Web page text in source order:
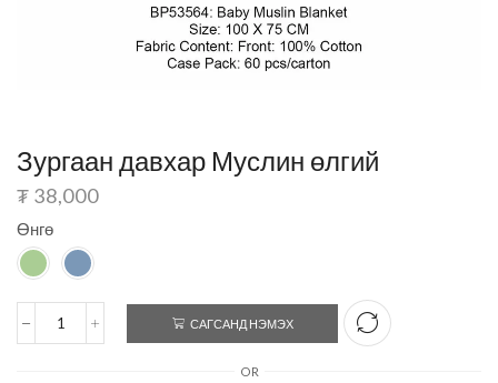
Зургаан давхар Муслин өлгий
₮ 38,000
Өнгө
САГСАНД НЭМЭХ
OR